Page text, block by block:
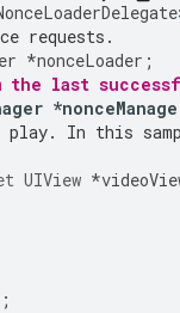
requests.
*nonceLoader ;
the last
*
play. In this
UIView *
;